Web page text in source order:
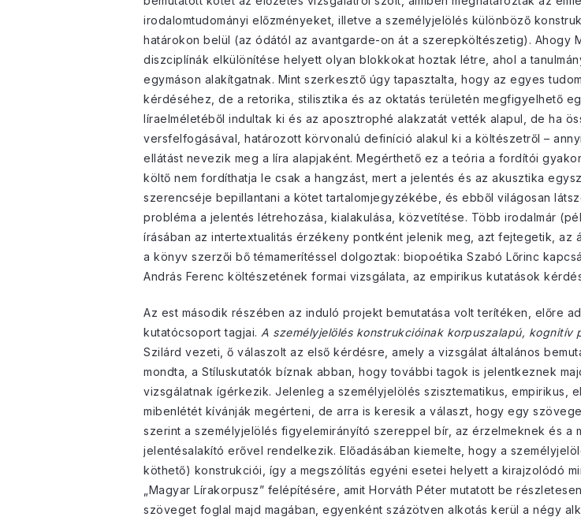
irodalomtudományi előzményeket, illetve a személyjelölés különböző
határokon belül (az ódától az avantgarde-on át a szerepköltészetig). Ahogy
diszciplínák elkülönítése helyett olyan blokkokat hoztak létre, ahol a
egymáson alakítgatnak. Mint szerkesztő úgy tapasztalta, hogy az egyes
kérdéséhez, de a retorika, stilisztika és az oktatás területén megfigyelhető
líraelméletéből indultak ki és az aposztrophé alakzatát vették alapul, de ha
versfelfogásával, határozott körvonalú definíció alakul ki a költészetről –
ellátást nevezik meg a líra alapjaként. Megérthető ez a teória a fordítói
költő nem fordíthatja le csak a hangzást, mert a jelentés és az akusztika
szerencséje bepillantani a kötet tartalomjegyzékébe, és ebből világosan
probléma a jelentés létrehozása, kialakulása, közvetítése. Több irodalmár
írásában az intertextualitás érzékeny pontként jelenik meg, azt fejtegetik, az
a könyv szerzői bő témamerítéssel dolgoztak: biopoétika Szabó Lőrinc
András Ferenc költészetének formai vizsgálata, az empirikus kutatások
Az est második részében az induló projekt bemutatása volt terítéken, előre
kutatócsoport tagjai. A személyjelölés konstrukcióinak korpuszalapú, kognitív
Szilárd vezeti, ő válaszolt az első kérdésre, amely a vizsgálat általános
mondta, a Stíluskutatók bíznak abban, hogy további tagok is jelentkeznek
vizsgálatnak ígérkezik. Jelenleg a személyjelölés szisztematikus, empirikus,
mibenlétét kívánják megérteni, de arra is keresik a választ, hogy egy
szerint a személyjelölés figyelemirányító szereppel bír, az érzelmeknek és
jelentésalakító erővel rendelkezik. Előadásában kiemelte, hogy a
köthető) konstrukciói, így a megszólítás egyéni esetei helyett a kirajzolódó
„Magyar Lírakorpusz” felépítésére, amit Horváth Péter mutatott be
szöveget foglal majd magában, egyenként százötven alkotás kerül a négy